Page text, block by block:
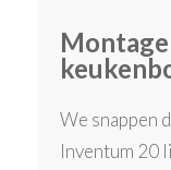
We snappen
Inventum 20